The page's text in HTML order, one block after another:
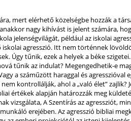
mert elérhető közelségbe hozzák a
nagy kihívást is jelent számára,
jelenségvilágát, például az iskolai
agresszió. Itt nem történnek
Úgy tűnik, ezek a helyek a béke
tűnik az indulat? Megengedhetik-e
a száműzött haraggal és agresszióval
kontrollálják, ahol a „való élet” zajlik?
értékek alapján határozzák meg
vizsgálata, A Szentírás az agressziót,
erejében. Az agresszió bibliai